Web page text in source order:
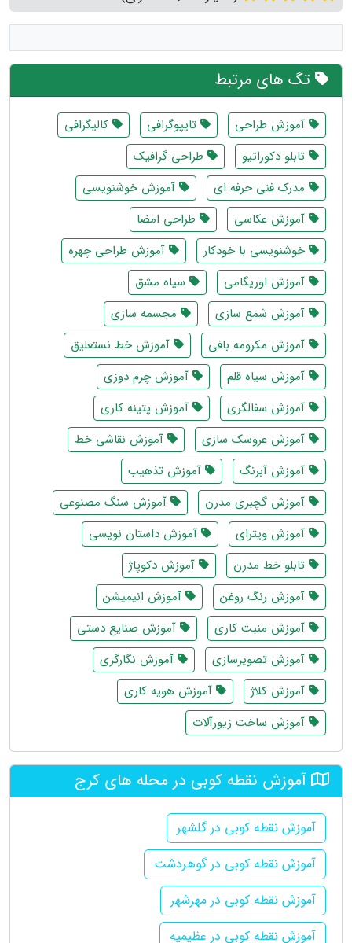
تگ های مرتبط
آموزش طراحی تایپوگرافی
کالیگرافی
تابلو دکوراتیو
طراحی گرافیک
مدرک فنی حرفه ای
آموزش خوشنویسی
آموزش عکاسی
طراحی امضا
خوشنویسی با خودکار
آموزش طراحی چهره
آموزش اوریگامی
سیاه مشق
آموزش شمع سازی
مجسمه سازی
آموزش مکرومه بافی
آموزش خط نستعلیق
آموزش سیاه قلم
آموزش چرم دوزی
آموزش سفالگری
آموزش پتینه کاری
آموزش عروسک سازی
آموزش نقاشی خط
آموزش آبرنگ
آموزش تذهیب
آموزش گچبری مدرن
آموزش سنگ مصنوعی
آموزش ویترای
آموزش داستان نویسی
تابلو خط مدرن
آموزش دکوپاژ
آموزش رنگ روغن
آموزش انیمیشن
آموزش منبت کاری
آموزش صنایع دستی
آموزش تصویرسازی
آموزش نگارگری
آموزش کلاژ
آموزش هویه کاری
آموزش ساخت زیورآلات
آموزش نقطه کوبی در محله های کرج
آموزش نقطه کوبی در گلشهر
آموزش نقطه کوبی در گوهردشت
آموزش نقطه کوبی در مهرشهر
آموزش نقطه کوبی در عظیمیه